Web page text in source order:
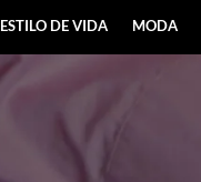
ESTILO DE VIDA MODA